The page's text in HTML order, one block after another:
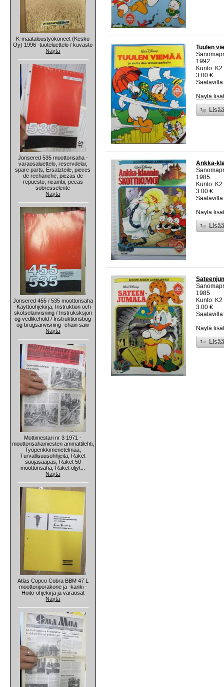
K-maataloustyökoneet (Kesko
Oy) 1996 -tuoteluettelo / kuvasto
Näytä
Jonsered 535 moottorisaha -
varaosaluettelo, reservdelar,
spare parts, Ersatzteile, pieces
de rechanche, piezas de
repuesto, ricambi, pecas
sobresselente
Näytä
Jonsered 455 / 535 moottorisaha
-Käyttöohjekirja, Instruktion och
skötselanvisning / Instruksksjon
og vedlikehold / Instruktionsbog
og brugsanvisning -chain saw
Näytä
Mottimestari nr 3 1971 -
moottorisahamiesten ammattilehti,
Työpenkkimenetelmää,
Turvallisuusohhjeita, Raket
suojasaapas, Raket 50
moottorisaha, Raket öljyt...
Näytä
Atlas Copco Cobra BBM 47 L
moottoriporakone ja -kanki -
Hoito-ohjekirja ja varaosat
Näytä
Tuulen
1992
Kunto:
3.00 €
Näytä
Ankka-
1985
Kunto:
3.00 €
Näytä
1985
Kunto:
3.00 €
Näytä